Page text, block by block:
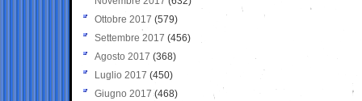
Ottobre 2017 (579)
Settembre 2017 (456)
Agosto 2017 (368)
Luglio 2017 (450)
Giugno 2017 (468)